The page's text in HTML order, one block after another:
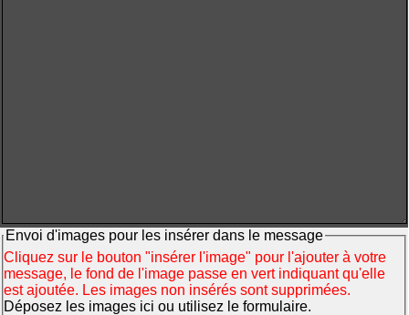
Envoi d'images pour les insérer dans le message
Cliquez sur le bouton "insérer l'image" pour l'ajouter à votre
message, le fond de l'image passe en vert indiquant qu'elle
est ajoutée. Les images non insérés sont supprimées.
Déposez les images ici ou utilisez le formulaire.